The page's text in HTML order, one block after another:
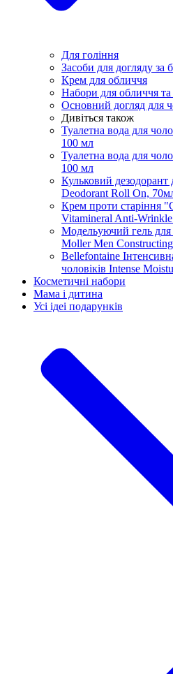
Для гоління
Засоби для догляду за
Крем для обличчя
Набори для обличчя та
Основний догляд для
Дивіться також
Туалетна вода для
100 мл
Туалетна вода для
100 мл
Кульковий дезодорант
Deodorant Roll On,
Крем проти старіння
Vitamineral Anti-
Модельуючий гель для
Moller Men
Bellefontaine
чоловіків Intense
Косметичні набори
Мама і дитина
Усi iдеi подарункiв